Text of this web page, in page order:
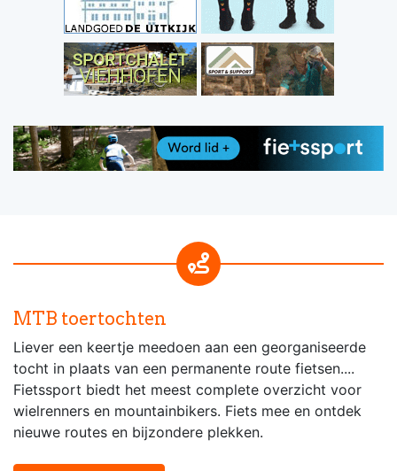
MTB toertochten
Liever een keertje meedoen aan een georganiseerde
tocht in plaats van een permanente route fietsen....
Fietssport biedt het meest complete overzicht voor
wielrenners en mountainbikers. Fiets mee en ontdek
nieuwe routes en bijzondere plekken.